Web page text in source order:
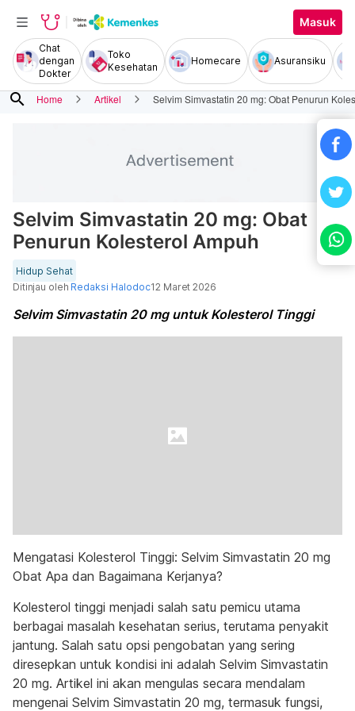
Masuk
Chat
dengan
Dokter
Toko
Kesehatan
Homecare Asuransiku
search Home Artikel Selvim Simvastatin 20 mg: Obat Penurun
Selvim Simvastatin 20 mg: Obat
Penurun Kolesterol Ampuh
Hidup Sehat
Ditinjau oleh Redaksi Halodoc12 Maret 2026
Selvim Simvastatin 20 mg untuk Kolesterol Tinggi
Mengatasi Kolesterol Tinggi: Selvim Simvastatin 20 mg
Obat Apa dan Bagaimana Kerjanya?
Kolesterol tinggi menjadi salah satu pemicu utama
berbagai masalah kesehatan serius, terutama penyakit
jantung. Salah satu opsi pengobatan yang sering
diresepkan untuk kondisi ini adalah Selvim Simvastatin
20 mg. Artikel ini akan mengulas secara mendalam
mengenai Selvim Simvastatin 20 mg, termasuk fungsi,